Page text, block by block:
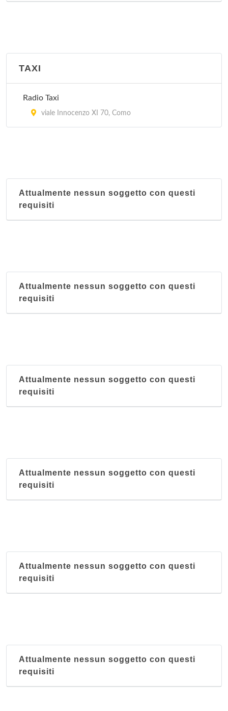
TAXI
Radio Taxi
viale Innocenzo XI 70, Como
Attualmente nessun soggetto con questi
requisiti
Attualmente nessun soggetto con questi
requisiti
Attualmente nessun soggetto con questi
requisiti
Attualmente nessun soggetto con questi
requisiti
Attualmente nessun soggetto con questi
requisiti
Attualmente nessun soggetto con questi
requisiti